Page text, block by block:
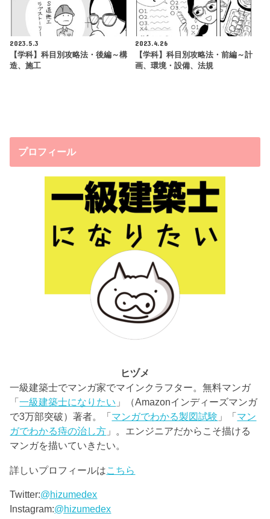
2023.5.3
【学科】科目別攻略法・後編～構
造、施工
2023.4.26
【学科】科目別攻略法・前編～計
画、環境・設備、法規
プロフィール
ヒヅメ
一級建築士でマンガ家でマインクラフター。無料マンガ
「一級建築士になりたい 」（Amazonインディーズマンガ
で3万部突破）著者。「マンガでわかる製図試験 」「マン
ガでわかる痔の治し方 」。エンジニアだからこそ描ける
マンガを描いていきたい。
詳しいプロフィールはこちら
Twitter:@hizumedex
Instagram:@hizumedex